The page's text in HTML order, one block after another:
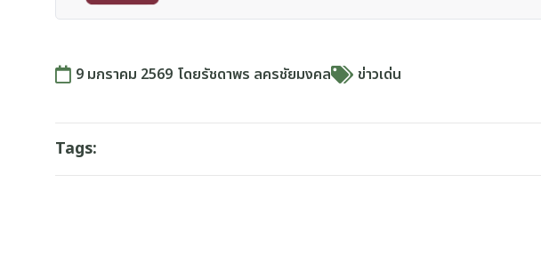
9 มกราคม 2569 โดยรัชดาพร ลครชัยมงคล ข่าวเด่น
Tags: